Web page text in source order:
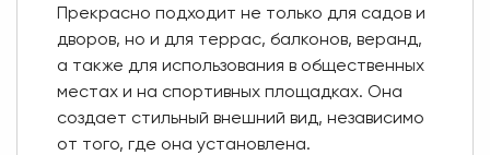
Прекрасно подходит не только для садов и
дворов, но и для террас, балконов, веранд,
а также для использования в общественных
местах и на спортивных площадках. Она
создает стильный внешний вид, независимо
от того, где она установлена.